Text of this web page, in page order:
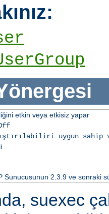
etkin veya etkisiz yapar
uygun sahip
Sunucusunun 2.3.9 ve sonraki
suexec